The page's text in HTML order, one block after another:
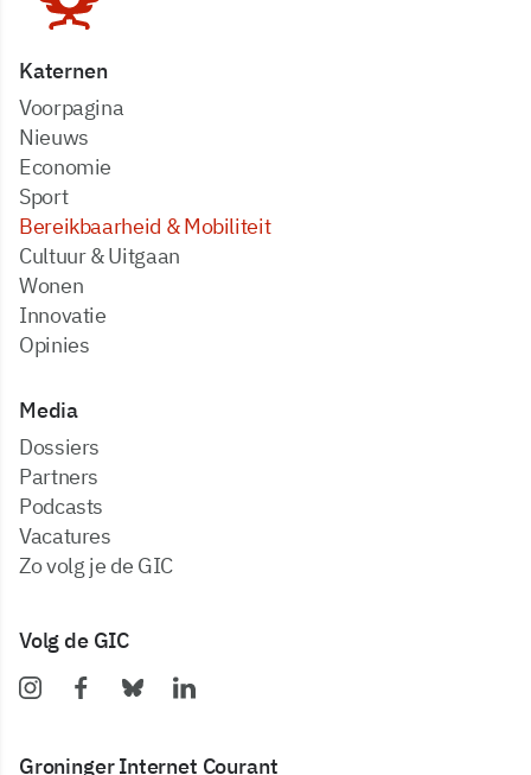
Katernen
Voorpagina
Nieuws
Economie
Sport
Bereikbaarheid & Mobiliteit
Cultuur & Uitgaan
Wonen
Innovatie
Opinies
Media
dossiers
partners
podcasts
vacatures
zo volg je de GIC
Volg de GIC
Groninger Internet Courant